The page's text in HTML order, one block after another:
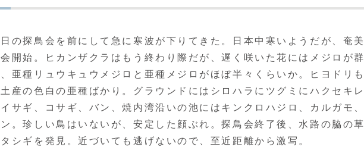
の探鳥会を前にして急に寒波が下りてきた。日本中寒いようだが、奄美
開始。ヒカンザクラはもう終わり際だが、遅く咲いた花にはメジロが群
亜種リュウキュウメジロと亜種メジロがほぼ半々くらいか。ヒヨドリも
産の色白の亜種ばかり。グラウンドにはシロハラにツグミにハクセキレ
サギ、コサギ、バン、焼内湾沿いの池にはキンクロハジロ、カルガモ、
。珍しい鳥はいないが、安定した顔ぶれ。探鳥会終了後、水路の脇の草
シギを発見。近づいても逃げないので、至近距離から激写。